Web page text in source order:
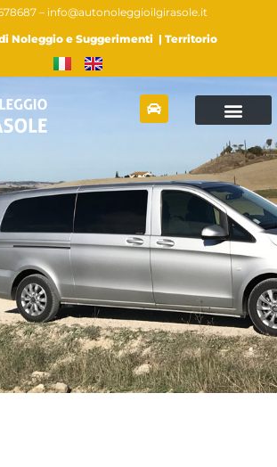
– info@autonoleggioilgirasole.it
Noleggio e Suggerimenti | Territorio